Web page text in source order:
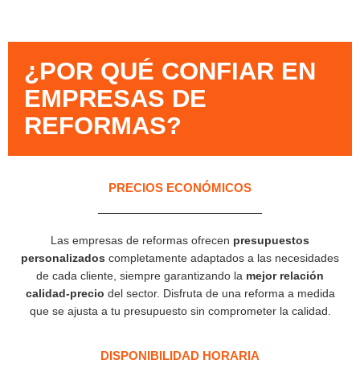
¿POR QUÉ CONFIAR EN
EMPRESAS DE
REFORMAS?​
PRECIOS ECONÓMICOS
Las empresas de reformas ofrecen presupuestos
personalizados completamente adaptados a las necesidades
de cada cliente, siempre garantizando la mejor relación
calidad-precio del sector. Disfruta de una reforma a medida
que se ajusta a tu presupuesto sin comprometer la calidad.
DISPONIBILIDAD HORARIA